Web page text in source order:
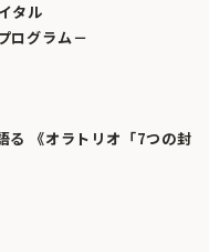
タル
ログラム－
る 《オラトリオ「7つの封